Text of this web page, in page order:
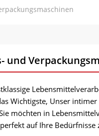
Wichtigste, Unser
möchten in
auf Ihre Bedürfnisse